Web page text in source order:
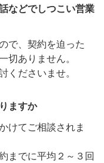
などでしつこい営業
で、契約を迫った
切ありません。
くださいませ。
ますか
けてご相談されま
までに平均２～３回